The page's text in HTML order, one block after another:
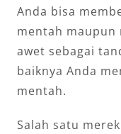
Anda bisa
mentah maupun
awet sebagai
baiknya Anda
mentah.
Salah satu